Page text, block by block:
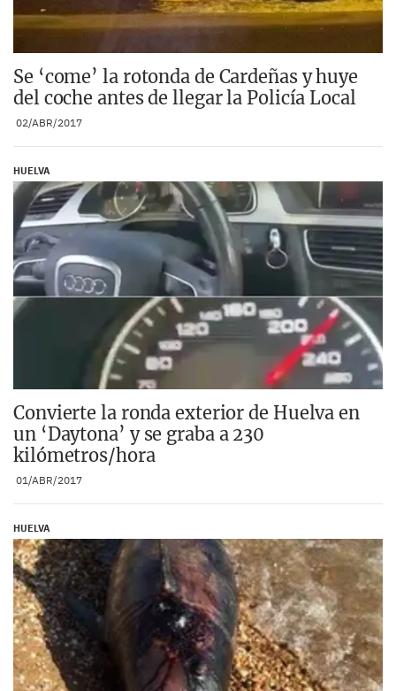
Se ‘come’ la rotonda de Cardeñas y huye
del coche antes de llegar la Policía Local
02/ABR/2017
HUELVA
Convierte la ronda exterior de Huelva en
un ‘Daytona’ y se graba a 230
kilómetros/hora
01/ABR/2017
HUELVA